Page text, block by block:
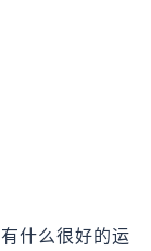
什么很好的运